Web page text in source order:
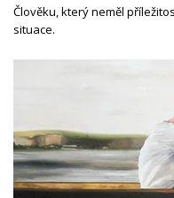
Člověku, který neměl
situace.